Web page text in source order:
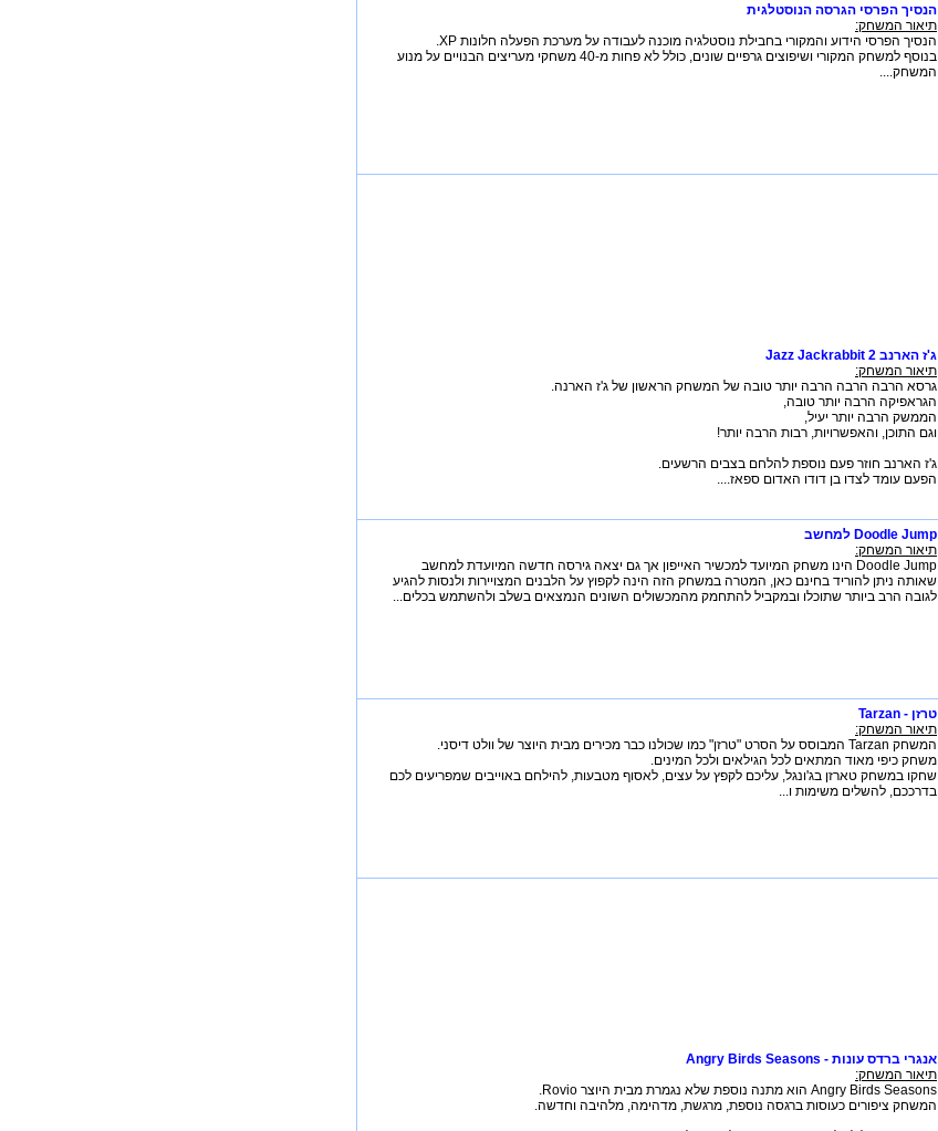
הנסיך הפרסי הגרסה הנוסטלגית
תיאור המשחק:
הנסיך הפרסי הידוע והמקורי בחבילת נוסטלגיה מוכנה לעבודה על מערכת הפעלה חלונות XP.
בנוסף למשחק המקורי ושיפוצים גרפיים שונים, כולל לא פחות מ-40 משחקי מעריצים הבנויים על מנוע
המשחק....
ג'ז הארנב 2 Jazz Jackrabbit
תיאור המשחק:
גרסא הרבה הרבה הרבה יותר טובה של המשחק הראשון של ג'ז הארנה.
הגראפיקה הרבה יותר טובה,
הממשק הרבה יותר יעיל,
וגם התוכן, והאפשרויות, רבות הרבה יותר!
ג'ז הארנב חוזר פעם נוספת להלחם בצבים הרשעים.
הפעם עומד לצדו בן דודו האדום ספאז....
Doodle Jump למחשב
תיאור המשחק:
Doodle Jump הינו משחק המיועד למכשיר האייפון אך גם יצאה גירסה חדשה המיועדת למחשב
שאותה ניתן להוריד בחינם כאן, המטרה במשחק הזה הינה לקפוץ על הלבנים המצויירות ולנסות להגיע
לגובה הרב ביותר שתוכלו ובמקביל להתחמק מהמכשולים השונים הנמצאים בשלב ולהשתמש בכלים...
טרזן - Tarzan
תיאור המשחק:
המשחק Tarzan המבוסס על הסרט "טרזן" כמו שכולנו כבר מכירים מבית היוצר של וולט דיסני.
משחק כיפי מאוד המתאים לכל הגילאים ולכל המינים.
שחקו במשחק טארזן בג'ונגל, עליכם לקפץ על עצים, לאסוף מטבעות, להילחם באוייבים שמפריעים לכם
בדרככם, להשלים משימות ו...
אנגרי ברדס עונות - Angry Birds Seasons
תיאור המשחק:
Angry Birds Seasons הוא מתנה נוספת שלא נגמרת מבית היוצר Rovio.
המשחק ציפורים כעוסות ברגסה נוספת, מרגשת, מדהימה, מלהיבה וחדשה.